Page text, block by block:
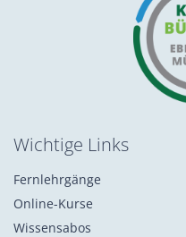
Wichtige Links
Fernlehrgänge
Online-Kurse
Wissensabos